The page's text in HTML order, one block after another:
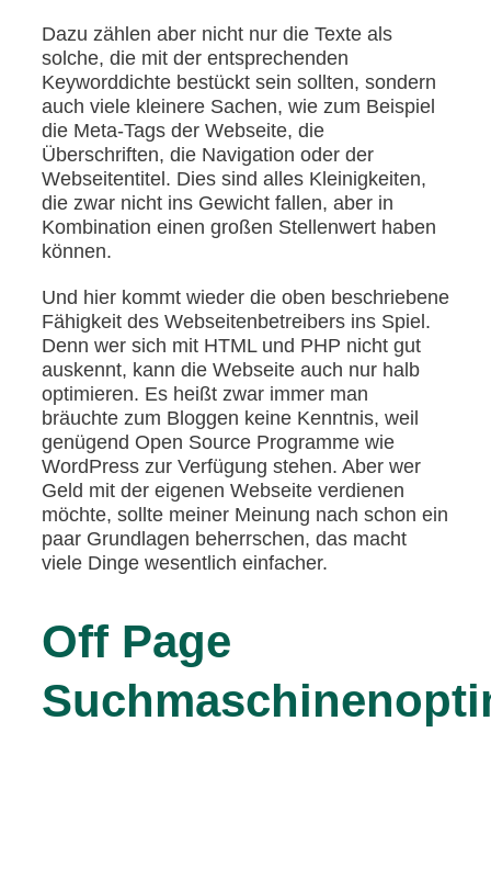
Dazu zählen aber nicht nur die Texte als
solche, die mit der entsprechenden
Keyworddichte bestückt sein sollten, sondern
auch viele kleinere Sachen, wie zum Beispiel
die Meta-Tags der Webseite, die
Überschriften, die Navigation oder der
Webseitentitel. Dies sind alles Kleinigkeiten,
die zwar nicht ins Gewicht fallen, aber in
Kombination einen großen Stellenwert haben
können.
Und hier kommt wieder die oben beschriebene
Fähigkeit des Webseitenbetreibers ins Spiel.
Denn wer sich mit HTML und PHP nicht gut
auskennt, kann die Webseite auch nur halb
optimieren. Es heißt zwar immer man
bräuchte zum Bloggen keine Kenntnis, weil
genügend Open Source Programme wie
WordPress zur Verfügung stehen. Aber wer
Geld mit der eigenen Webseite verdienen
möchte, sollte meiner Meinung nach schon ein
paar Grundlagen beherrschen, das macht
viele Dinge wesentlich einfacher.
Off Page